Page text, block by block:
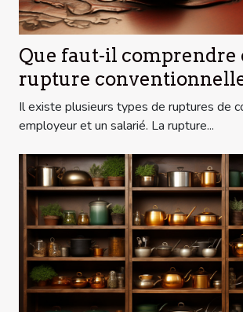
Que faut-il comprendre
rupture
Il existe plusieurs types de ruptures de
employeur et un salarié. La rupture...